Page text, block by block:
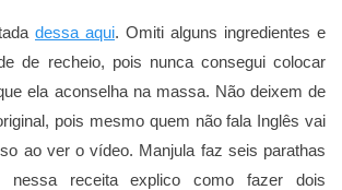
dessa aqui. Omiti alguns ingredientes e
de recheio, pois nunca consegui colocar
ela aconselha na massa. Não deixem de
pois mesmo quem não fala Inglês vai
ao ver o vídeo. Manjula faz seis parathas
nessa receita explico como fazer dois